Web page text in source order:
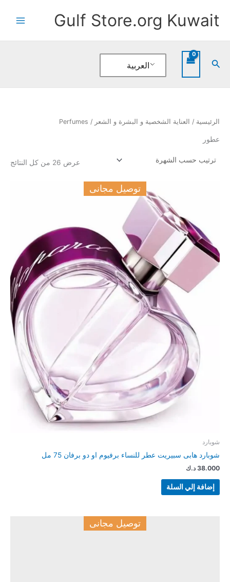
المحتوىGulf Store.org Kuwait
البحث العربية
الرئيسية / العناية الشخصية و البشرة و الشعر / Perfumes
عطور
عرض ⁦26⁩ من كل النتائج
توصيل مجانى
شوبارد
شوبارد هابى سبيريت عطر للنساء برفيوم او دو برفان 75 مل
38.000 د.ك
إضافة إلي السلة
توصيل مجانى